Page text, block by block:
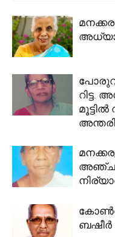
റിട്ട.
മൂട്ടിൽ
ബഷീർ